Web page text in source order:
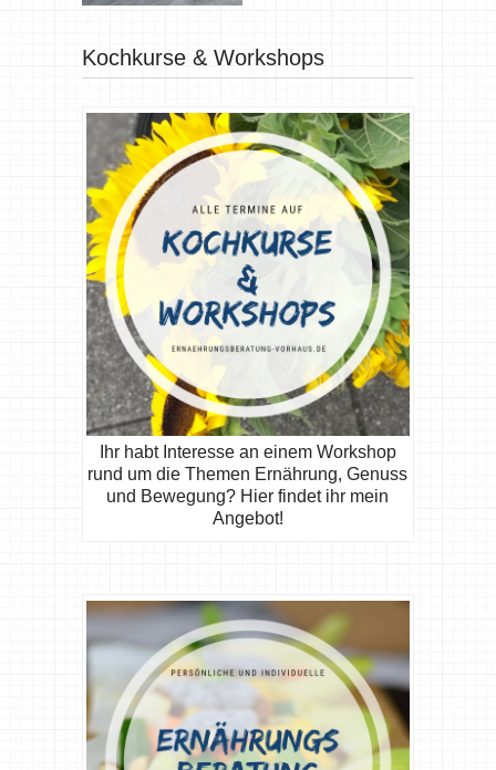
Kochkurse & Workshops
Ihr habt Interesse an einem Workshop
rund um die Themen Ernährung, Genuss
und Bewegung? Hier findet ihr mein
Angebot!